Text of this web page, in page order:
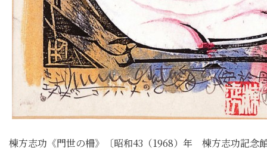
棟方志功《門世の柵》〔昭和43（1968）年 棟方志功記念